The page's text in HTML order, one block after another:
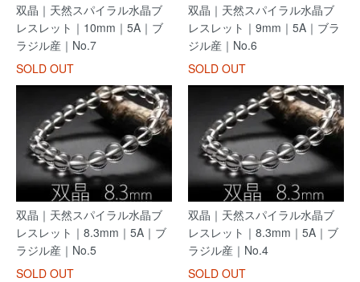
双晶｜天然スパイラル水晶ブ
レスレット｜10mm｜5A｜ブ
ラジル産｜No.7
SOLD OUT
双晶｜天然スパイラル水晶ブ
レスレット｜9mm｜5A｜ブラ
ジル産｜No.6
SOLD OUT
双晶｜天然スパイラル水晶ブ
レスレット｜8.3mm｜5A｜ブ
ラジル産｜No.5
SOLD OUT
双晶｜天然スパイラル水晶ブ
レスレット｜8.3mm｜5A｜ブ
ラジル産｜No.4
SOLD OUT